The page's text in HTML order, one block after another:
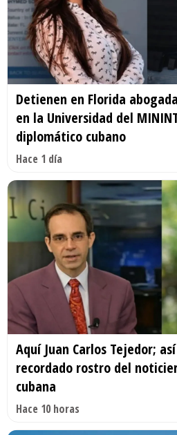
Detienen en Florida
en la Universidad del
diplomático cubano
Hace 1 día
Aquí Juan Carlos Tejedor;
recordado rostro del
cubana
Hace 10 horas